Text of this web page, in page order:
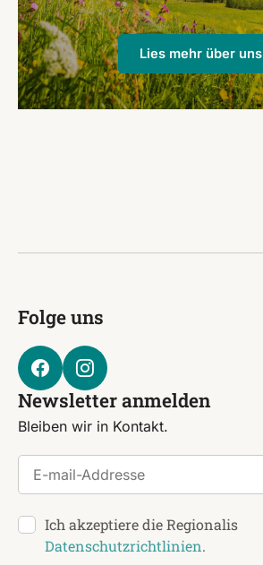
Lies mehr über uns
Folge uns
Newsletter anmelden
Bleiben wir in Kontakt.
Ich akzeptiere die Regionalis
Datenschutzrichtlinien.